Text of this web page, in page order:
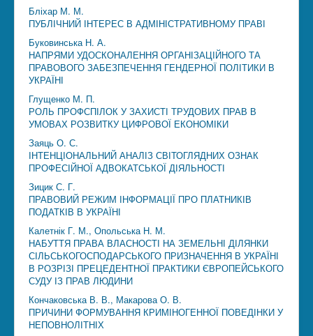
Бліхар М. М.
ПУБЛІЧНИЙ ІНТЕРЕС В АДМІНІСТРАТИВНОМУ ПРАВІ
Буковинська Н. А.
НАПРЯМИ УДОСКОНАЛЕННЯ ОРГАНІЗАЦІЙНОГО ТА
ПРАВОВОГО ЗАБЕЗПЕЧЕННЯ ГЕНДЕРНОЇ ПОЛІТИКИ В
УКРАЇНІ
Глущенко М. П.
РОЛЬ ПРОФСПІЛОК У ЗАХИСТІ ТРУДОВИХ ПРАВ В
УМОВАХ РОЗВИТКУ ЦИФРОВОЇ ЕКОНОМІКИ
Заяць О. С.
ІНТЕНЦІОНАЛЬНИЙ АНАЛІЗ СВІТОГЛЯДНИХ ОЗНАК
ПРОФЕСІЙНОЇ АДВОКАТСЬКОЇ ДІЯЛЬНОСТІ
Зицик С. Г.
ПРАВОВИЙ РЕЖИМ ІНФОРМАЦІЇ ПРО ПЛАТНИКІВ
ПОДАТКІВ В УКРАЇНІ
Калетнік Г. М., Опольська Н. М.
НАБУТТЯ ПРАВА ВЛАСНОСТІ НА ЗЕМЕЛЬНІ ДІЛЯНКИ
СІЛЬСЬКОГОСПОДАРСЬКОГО ПРИЗНАЧЕННЯ В УКРАЇНІ
В РОЗРІЗІ ПРЕЦЕДЕНТНОЇ ПРАКТИКИ ЄВРОПЕЙСЬКОГО
СУДУ ІЗ ПРАВ ЛЮДИНИ
Кончаковська В. В., Макарова О. В.
ПРИЧИНИ ФОРМУВАННЯ КРИМІНОГЕННОЇ ПОВЕДІНКИ У
НЕПОВНОЛІТНІХ